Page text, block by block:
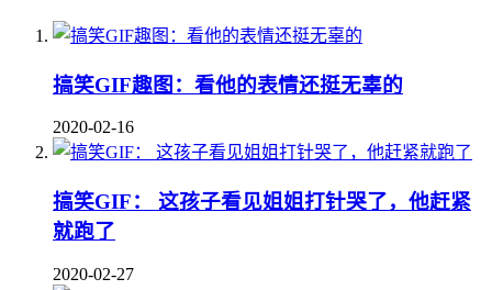
搞笑GIF趣图：看他的表情还挺无辜的
2020-02-16
搞笑GIF： 这孩子看见姐姐打针哭了，他赶紧
就跑了
2020-02-27